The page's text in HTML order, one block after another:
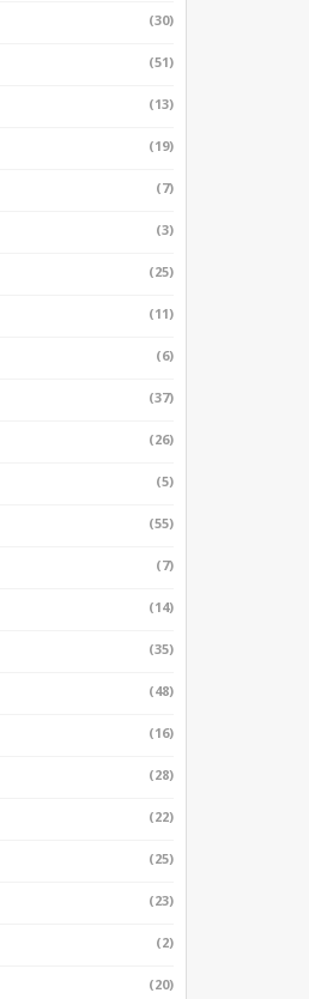
(30)
(51)
(13)
(19)
(7)
(3)
(25)
(11)
(6)
(37)
(26)
(5)
(55)
(7)
(14)
(35)
(48)
(16)
(28)
(22)
(25)
(23)
(2)
(20)